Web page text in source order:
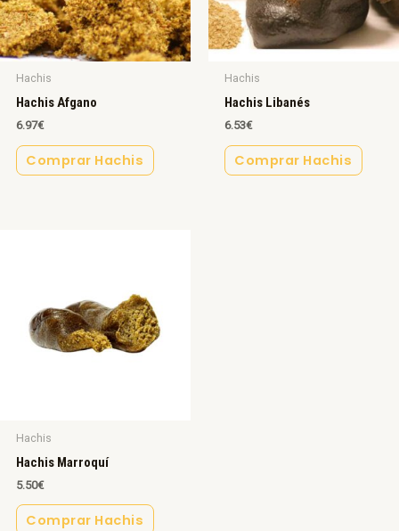
Hachis
Hachis Afgano
6.97€
Comprar Hachis
Hachis
Hachis Libanés
6.53€
Comprar Hachis
Hachis
Hachis Marroquí
5.50€
Comprar Hachis